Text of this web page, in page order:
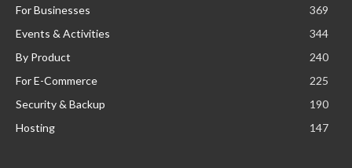
For Businesses
369
Events & Activities
344
By Product
240
For E-Commerce
225
Security & Backup
190
Hosting
147